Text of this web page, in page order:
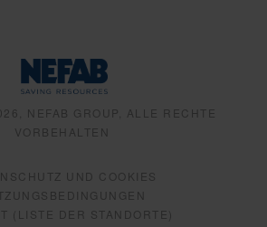
NEFAB GROUP, ALLE RECHTE
VORBEHALTEN
UND COOKIES
(LISTE DER STANDORTE)